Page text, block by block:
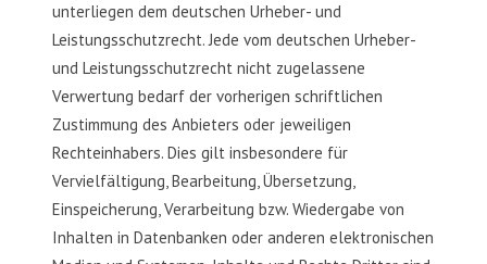
unterliegen dem deutschen Urheber- und
Leistungsschutzrecht. Jede vom deutschen Urheber-
und Leistungsschutzrecht nicht zugelassene
Verwertung bedarf der vorherigen schriftlichen
Zustimmung des Anbieters oder jeweiligen
Rechteinhabers. Dies gilt insbesondere für
Vervielfältigung, Bearbeitung, Übersetzung,
Einspeicherung, Verarbeitung bzw. Wiedergabe von
Inhalten in Datenbanken oder anderen elektronischen